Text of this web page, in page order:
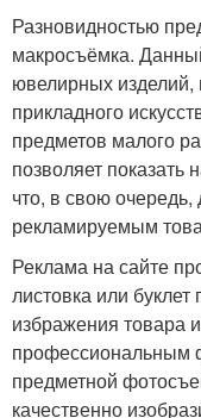
Разновидностью
макросъёмка.
ювелирных изделий,
прикладного
предметов малого
позволяет показать
что, в свою
рекламируемым
Реклама на сайте
листовка или
избражения товара
профессиональным
предметной
качественно